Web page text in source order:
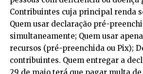
Contribuintes cuja principal renda
Quem usar declaração pré-
simultaneamente; Quem usar
recursos (pré-preenchida ou Pix);
contribuintes. Quem entregar a